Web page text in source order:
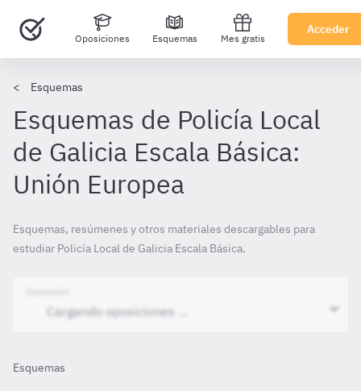
Oposiciones Esquemas Mes gratis
Acceder
Esquemas
Esquemas de Policía Local
de Galicia Escala Básica:
Unión Europea
Esquemas, resúmenes y otros materiales descargables para
estudiar Policía Local de Galicia Escala Básica.
Esquemas